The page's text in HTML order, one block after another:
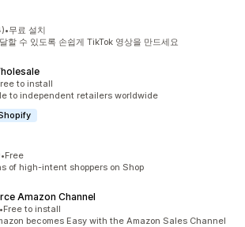
•무료 설치
할 수 있도록 손쉽게 TikTok 영상을 만드세요
to install
to independent retailers worldwide
•Free
of high-intent shoppers on Shop
Amazon Channel
•Free to install
becomes Easy with the Amazon Sales Channel